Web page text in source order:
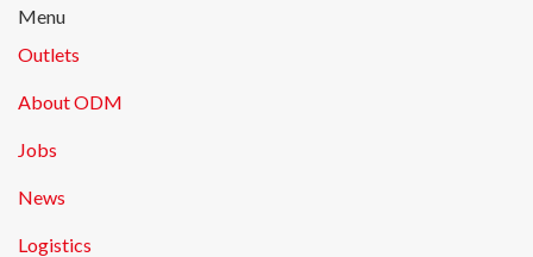
Menu
Outlets
About ODM
Jobs
News
Logistics